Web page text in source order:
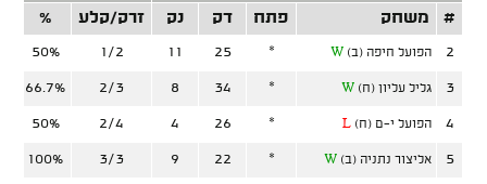
# משחק פתח דק נק זרק/קלע %
2 הפועל חיפה (ב) W
*
25
11
1/2
50%
3 גליל עליון (ח) W
*
34
8
2/3
66.7%
4 הפועל י-ם (ח) L
*
26
4
2/4
50%
5 אליצור נתניה (ב) W
*
22
9
3/3
100%